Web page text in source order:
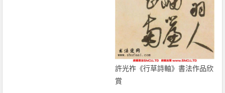
許光祚《行草詩軸》書法作品欣
賞